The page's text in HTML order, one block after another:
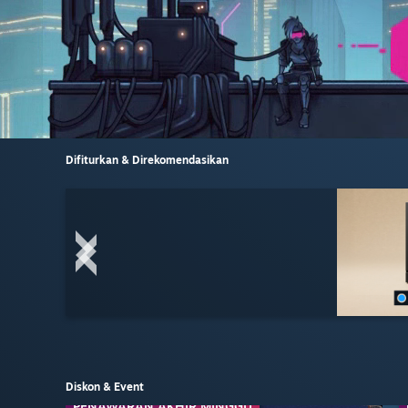
Difiturkan & Direkomendasikan
Diskon & Event